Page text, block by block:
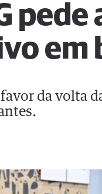
pede
em
da volta